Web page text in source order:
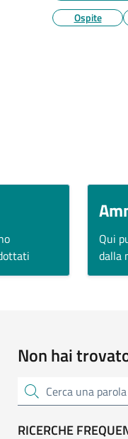
Ospite
Qui
dalla
Non hai
Cerca una parola
RICERCHE